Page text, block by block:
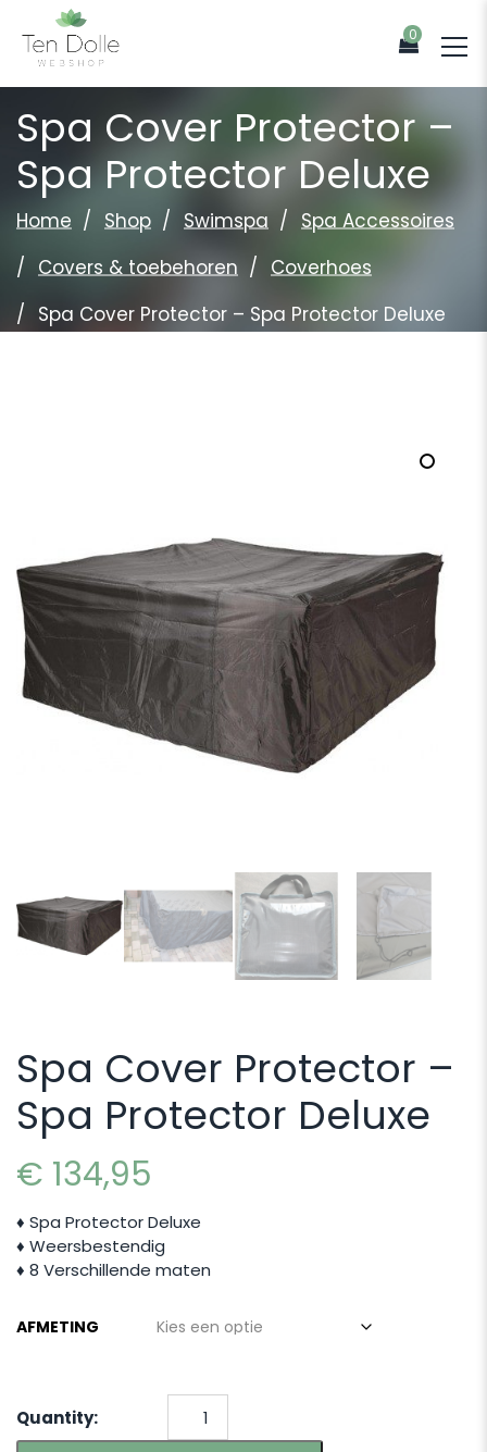
0
Spa Cover Protector –
Spa Protector Deluxe
Home Shop Swimspa
Spa Accessoires
Covers & toebehoren
Coverhoes
Spa Cover Protector – Spa Protector Deluxe
Spa Cover Protector –
Spa Protector Deluxe
€ 134,95
♦ Spa Protector Deluxe
♦ Weersbestendig
♦ 8 Verschillende maten
AFMETING
Quantity: